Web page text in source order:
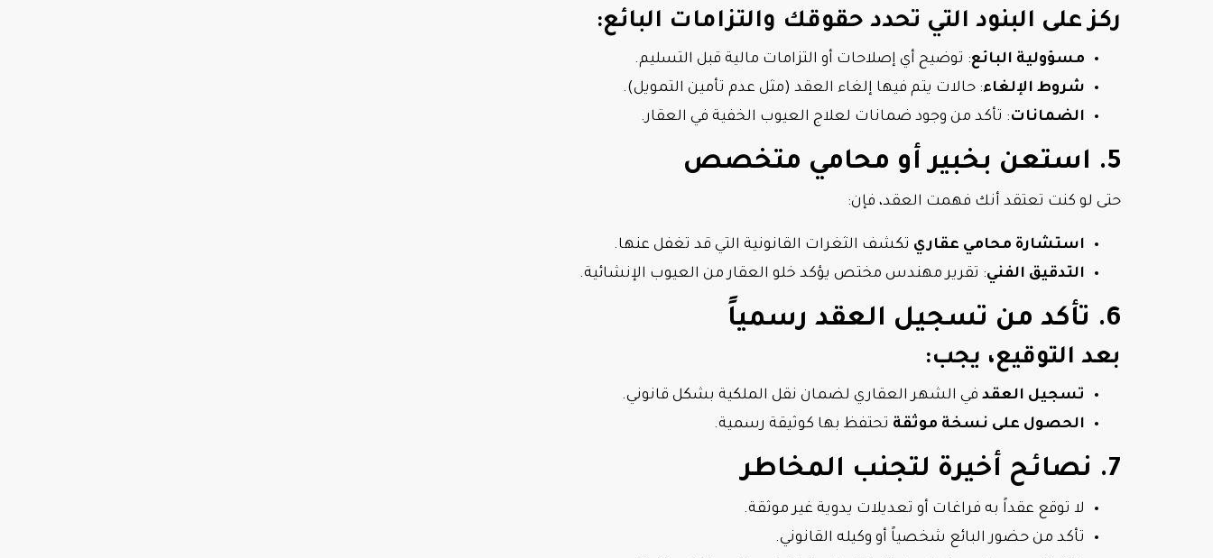
ركز على البنود التي تحدد حقوقك والتزامات البائع:
مسؤولية البائع: توضيح أي إصلاحات أو التزامات مالية قبل التسليم.
شروط الإلغاء: حالات يتم فيها إلغاء العقد (مثل عدم تأمين التمويل).
الضمانات: تأكد من وجود ضمانات لعلاج العيوب الخفية في العقار.
5. استعن بخبير أو محامي متخصص
حتى لو كنت تعتقد أنك فهمت العقد، فإن:
استشارة محامي عقاري تكشف الثغرات القانونية التي قد تغفل عنها.
التدقيق الفني: تقرير مهندس مختص يؤكد خلو العقار من العيوب الإنشائية.
6. تأكد من تسجيل العقد رسمياً
بعد التوقيع، يجب:
تسجيل العقد في الشهر العقاري لضمان نقل الملكية بشكل قانوني.
الحصول على نسخة موثقة تحتفظ بها كوثيقة رسمية.
7. نصائح أخيرة لتجنب المخاطر
لا توقع عقداً به فراغات أو تعديلات يدوية غير موثقة.
تأكد من حضور البائع شخصياً أو وكيله القانوني.